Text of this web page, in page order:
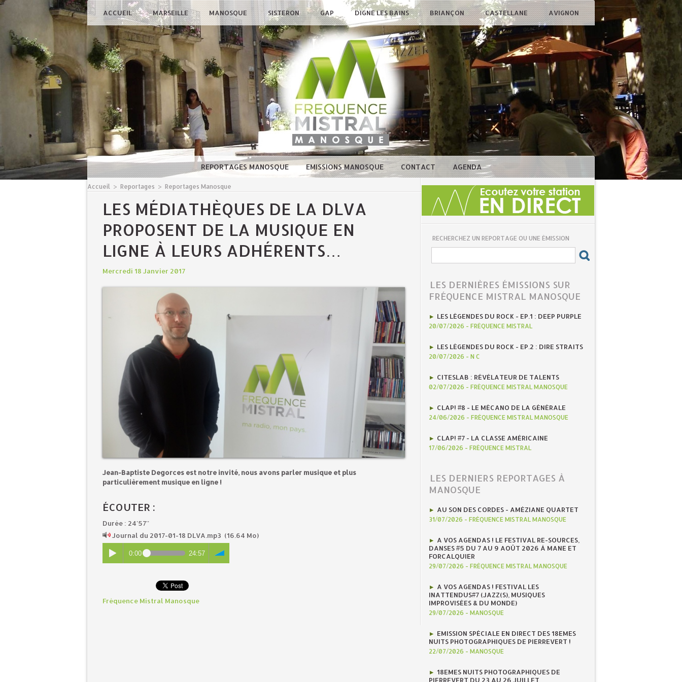
ACCUEIL MARSEILLE MANOSQUE SISTERON GAP DIGNE LES BAINS BRIANÇON CASTELLANE AVIGNON
REPORTAGES MANOSQUE EMISSIONS MANOSQUE CONTACT AGENDA
Accueil > Reportages > Reportages Manosque
LES MÉDIATHÈQUES DE LA DLVA
PROPOSENT DE LA MUSIQUE EN
LIGNE À LEURS ADHÉRENTS…
Mercredi 18 Janvier 2017
Jean-Baptiste Degorces est notre invité, nous avons parler musique et plus
particulièrement musique en ligne !
ÉCOUTER :
Durée : 24'57''
Journal du 2017-01-18 DLVA.mp3 (16.64 Mo)
0:00 24:57
Fréquence Mistral Manosque
RECHERCHEZ UN REPORTAGE OU UNE ÉMISSION
LES DERNIÈRES ÉMISSIONS SUR
FRÉQUENCE MISTRAL MANOSQUE
LES LÉGENDES DU ROCK - EP.1 : DEEP PURPLE
20/07/2026 - FRÉQUENCE MISTRAL
LES LÉGENDES DU ROCK - EP.2 : DIRE STRAITS
20/07/2026 - N C
CITESLAB : RÉVÉLATEUR DE TALENTS
02/07/2026 - FRÉQUENCE MISTRAL MANOSQUE
CLAP! #8 - LE MÉCANO DE LA GÉNÉRALE
24/06/2026 - FRÉQUENCE MISTRAL MANOSQUE
CLAP! #7 - LA CLASSE AMÉRICAINE
17/06/2026 - FRÉQUENCE MISTRAL
LES DERNIERS REPORTAGES À
MANOSQUE
AU SON DES CORDES - AMÉZIANE QUARTET
31/07/2026 - FRÉQUENCE MISTRAL MANOSQUE
A VOS AGENDAS ! LE FESTIVAL RE-SOURCES,
DANSES #5 DU 7 AU 9 AOÛT 2026 À MANE ET
FORCALQUIER
29/07/2026 - FRÉQUENCE MISTRAL MANOSQUE
A VOS AGENDAS ! FESTIVAL LES
INATTENDUS#7 (JAZZ(S), MUSIQUES
IMPROVISÉES & DU MONDE)
29/07/2026 - MANOSQUE
EMISSION SPÉCIALE EN DIRECT DES 18EMES
NUITS PHOTOGRAPHIQUES DE PIERREVERT !
22/07/2026 - MANOSQUE
18EMES NUITS PHOTOGRAPHIQUES DE
PIERREVERT DU 23 AU 26 JUILLET